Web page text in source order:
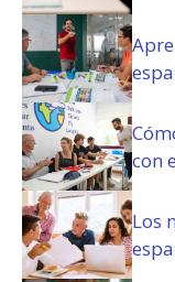
b
l
i
g
a
t
o
r
i
o
)
con
Los